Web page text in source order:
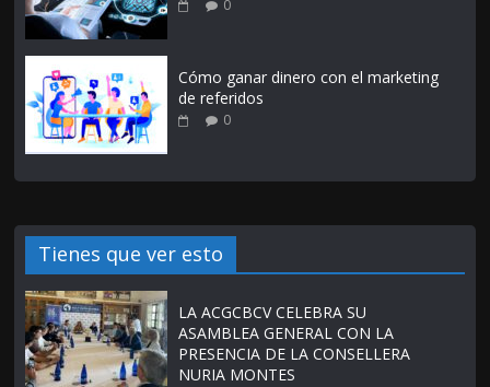
0
Cómo ganar dinero con el marketing
de referidos
0
Tienes que ver esto
LA ACGCBCV CELEBRA SU
ASAMBLEA GENERAL CON LA
PRESENCIA DE LA CONSELLERA
NURIA MONTES